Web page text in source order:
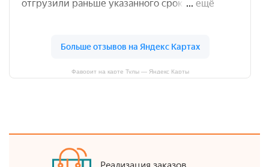
Фаворит на карте Тулы — Яндекс Карты
Реализация заказов